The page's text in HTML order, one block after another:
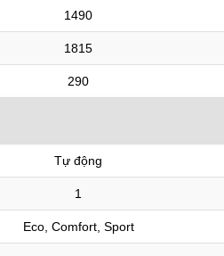
1490
1815
290
Tự động
1
Eco, Comfort, Sport